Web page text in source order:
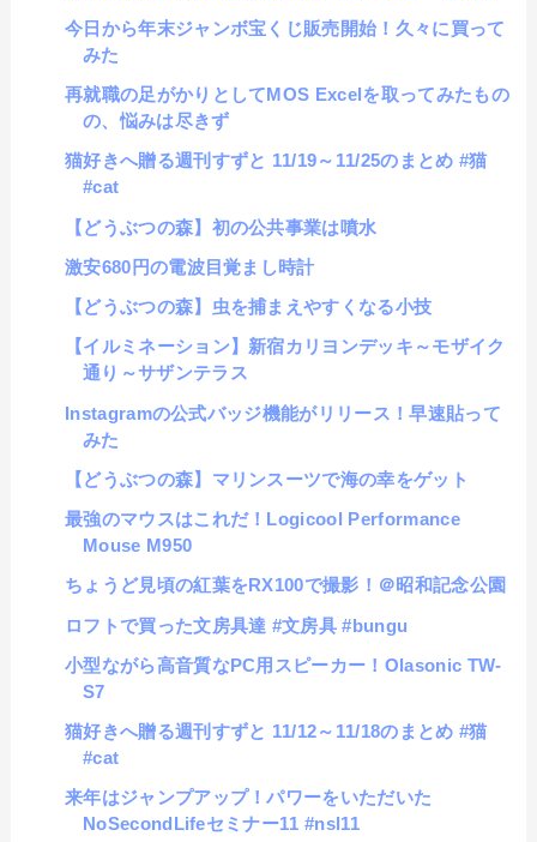
今日から年末ジャンボ宝くじ販売開始！久々に買って
みた
再就職の足がかりとしてMOS Excelを取ってみたもの
の、悩みは尽きず
猫好きへ贈る週刊すずと 11/19～11/25のまとめ #猫
#cat
【どうぶつの森】初の公共事業は噴水
激安680円の電波目覚まし時計
【どうぶつの森】虫を捕まえやすくなる小技
【イルミネーション】新宿カリヨンデッキ～モザイク
通り～サザンテラス
Instagramの公式バッジ機能がリリース！早速貼って
みた
【どうぶつの森】マリンスーツで海の幸をゲット
最強のマウスはこれだ！Logicool Performance
Mouse M950
ちょうど見頃の紅葉をRX100で撮影！＠昭和記念公園
ロフトで買った文房具達 #文房具 #bungu
小型ながら高音質なPC用スピーカー！Olasonic TW-
S7
猫好きへ贈る週刊すずと 11/12～11/18のまとめ #猫
#cat
来年はジャンプアップ！パワーをいただいた
NoSecondLifeセミナー11 #nsl11